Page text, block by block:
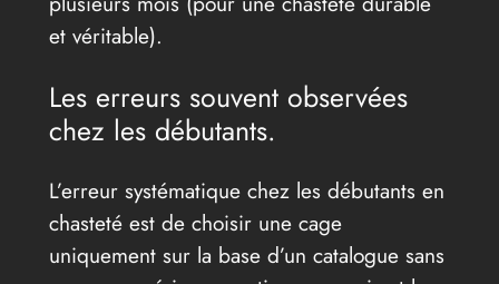
et véritable).
Les erreurs souvent observées
chez les débutants.
L’erreur systématique chez les débutants en
chasteté est de choisir une cage
uniquement sur la base d’un catalogue sans